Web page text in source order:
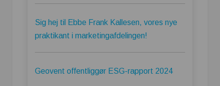
Sig hej til Ebbe Frank Kallesen, vores nye
praktikant i marketingafdelingen!
Geovent offentliggør ESG-rapport 2024